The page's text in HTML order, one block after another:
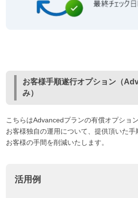
お客様手順遂行オプション（
み）
こちらはAdvancedプランの有償オプショ
お客様独自の運用について、提供頂いた
お客様の手間を削減いたします。
活用例